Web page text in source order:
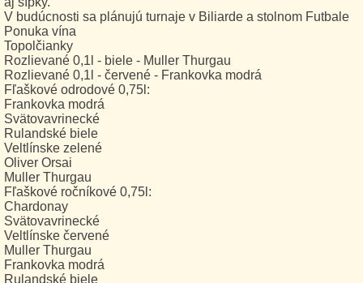
V budúcnosti sa plánujú turnaje v Biliarde a stolnom Futbale
Ponuka vína
Topolčianky
Rozlievané 0,1l - biele - Muller Thurgau
Rozlievané 0,1l - červené - Frankovka modrá
Fľaškové odrodové 0,75l:
Frankovka modrá
Svätovavrinecké
Rulandské biele
Veltlínske zelené
Oliver Orsai
Muller Thurgau
Fľaškové ročníkové 0,75l:
Chardonay
Svätovavrinecké
Veltlínske červené
Muller Thurgau
Frankovka modrá
Rulandské biele